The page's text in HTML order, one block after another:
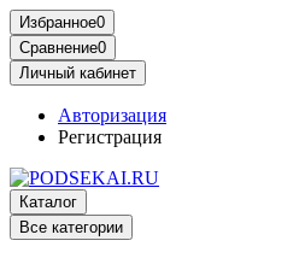
Избранное0
Сравнение0
Личный кабинет
Авторизация
Регистрация
Каталог
Все категории